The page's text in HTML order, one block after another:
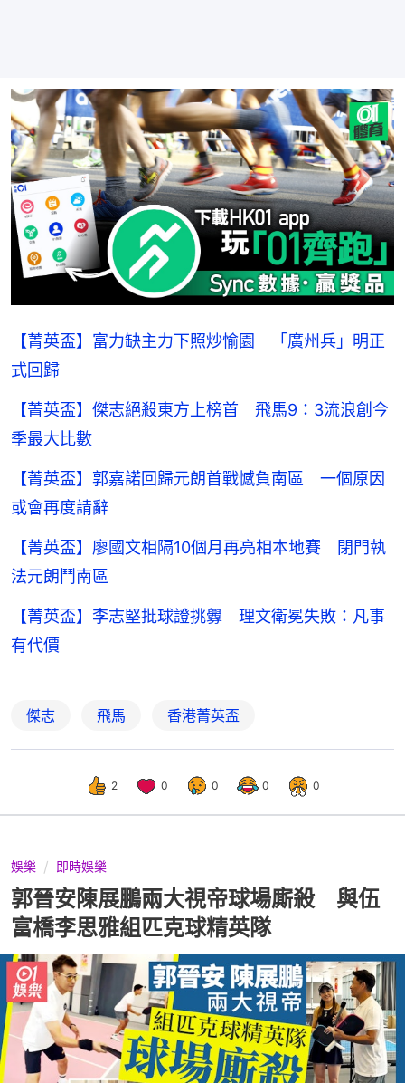
【菁英盃】富力缺主力下照炒愉園 「廣州兵」明正
式回歸
【菁英盃】傑志絕殺東方上榜首 飛馬9：3流浪創今
季最大比數
【菁英盃】郭嘉諾回歸元朗首戰憾負南區 一個原因
或會再度請辭
【菁英盃】廖國文相隔10個月再亮相本地賽 閉門執
法元朗鬥南區
【菁英盃】李志堅批球證挑釁 理文衛冕失敗：凡事
有代價
傑志 飛馬 香港菁英盃
2 0 0 0 0
娛樂 即時娛樂
郭晉安陳展鵬兩大視帝球場廝殺 與伍
富橋李思雅組匹克球精英隊